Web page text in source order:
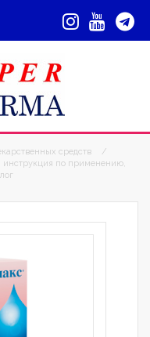
средств
/
инструкция по применению,